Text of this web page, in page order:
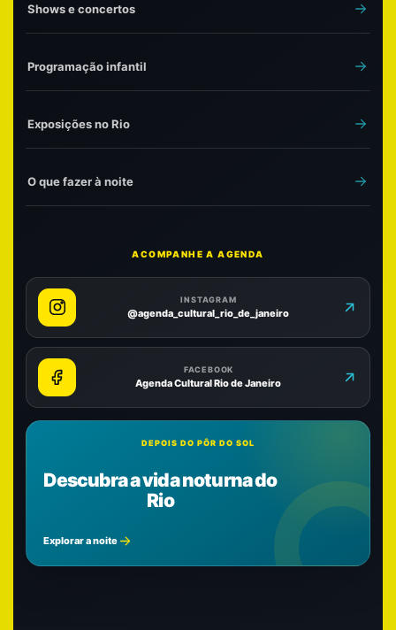
Shows e concertos
Programação infantil
Exposições no Rio
O que fazer à noite
ACOMPANHE A AGENDA
INSTAGRAM
@agenda_cultural_rio_de_janeiro
FACEBOOK
Agenda Cultural Rio de Janeiro
DEPOIS DO PÔR DO SOL
Descubra a vida noturna do
Rio
Explorar a noite